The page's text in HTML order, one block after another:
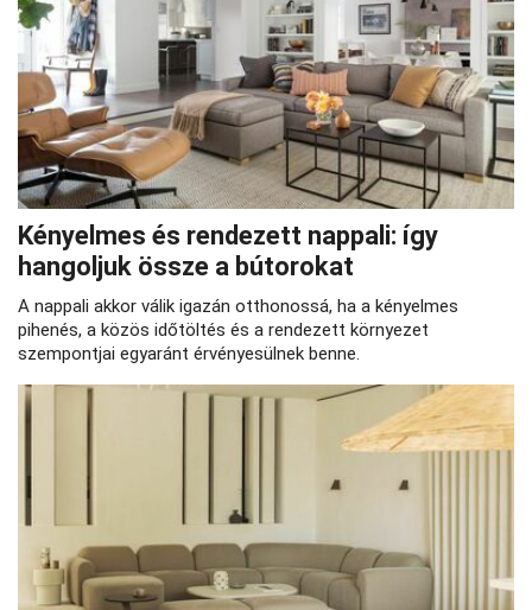
Kényelmes és rendezett nappali: így
hangoljuk össze a bútorokat
A nappali akkor válik igazán otthonossá, ha a kényelmes
pihenés, a közös időtöltés és a rendezett környezet
szempontjai egyaránt érvényesülnek benne.